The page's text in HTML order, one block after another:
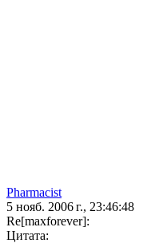
Pharmacist
5 нояб. 2006 г., 23:46:48
Re[maxforever]:
Цитата: